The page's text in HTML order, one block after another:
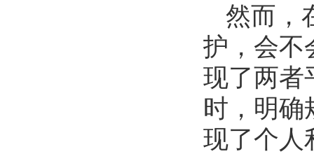
然而，
护，会不
现了两者
时，明确
现了个人